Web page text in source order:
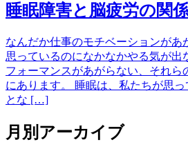
睡眠障害と脳疲労の関
なんだか仕事のモチベーションがあ
思っているのになかなかやる気が出
フォーマンスがあがらない、それら
にあります。 睡眠は、私たちが思
とな […]
月別アーカイブ